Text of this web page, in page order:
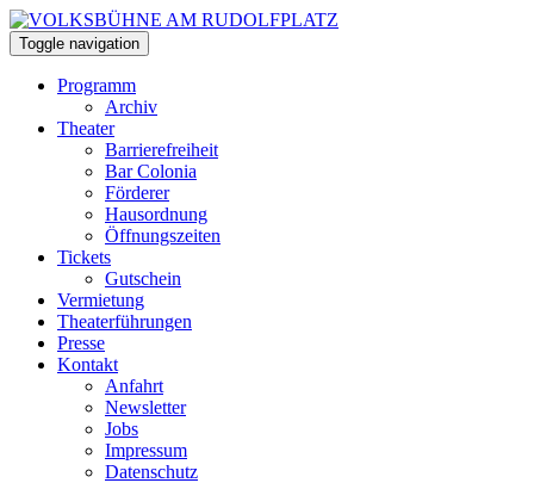
Toggle navigation
Programm
Archiv
Theater
Barrierefreiheit
Bar Colonia
Förderer
Hausordnung
Öffnungszeiten
Tickets
Gutschein
Vermietung
Theaterführungen
Presse
Kontakt
Anfahrt
Newsletter
Jobs
Impressum
Datenschutz